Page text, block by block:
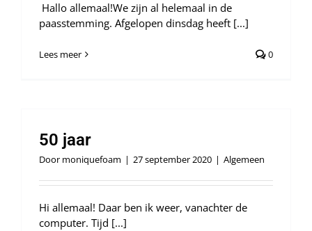
Hallo allemaal!We zijn al helemaal in de
paasstemming. Afgelopen dinsdag heeft [...]
Lees meer 0
50 jaar
Door moniquefoam | 27 september 2020 | Algemeen
Hi allemaal! Daar ben ik weer, vanachter de
computer. Tijd [...]